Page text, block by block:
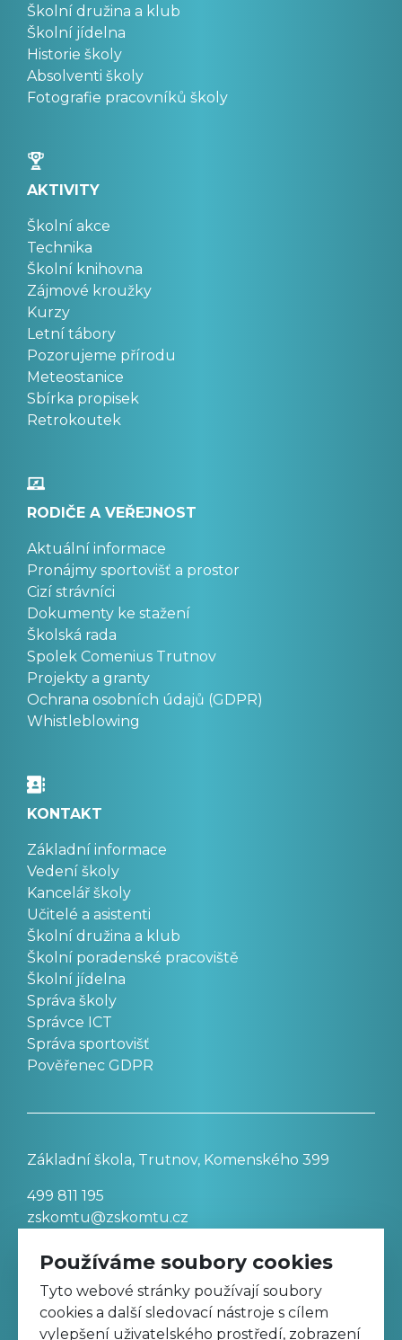
Školní družina a klub
Školní jídelna
Historie školy
Absolventi školy
Fotografie pracovníků školy
AKTIVITY
Školní akce
Technika
Školní knihovna
Zájmové kroužky
Kurzy
Letní tábory
Pozorujeme přírodu
Meteostanice
Sbírka propisek
Retrokoutek
RODIČE A VEŘEJNOST
Aktuální informace
Pronájmy sportovišť a prostor
Cizí strávníci
Dokumenty ke stažení
Školská rada
Spolek Comenius Trutnov
Projekty a granty
Ochrana osobních údajů (GDPR)
Whistleblowing
KONTAKT
Základní informace
Vedení školy
Kancelář školy
Učitelé a asistenti
Školní družina a klub
Školní poradenské pracoviště
Školní jídelna
Správa školy
Správce ICT
Správa sportovišť
Pověřenec GDPR
Základní škola, Trutnov, Komenského 399
499 811 195
zskomtu@zskomtu.cz
Prohlášení o přístupnosti stránek
Nastavení cookies
Používáme soubory cookies
Tyto webové stránky používají soubory
cookies a další sledovací nástroje s cílem
vylepšení uživatelského prostředí, zobrazení